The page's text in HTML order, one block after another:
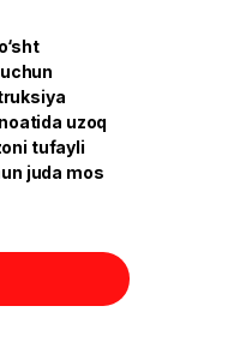
uzoq
tufayli
juda mos